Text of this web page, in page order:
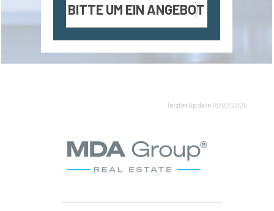
BITTE UM EIN ANGEBOT
letztes Update 18/07/2025